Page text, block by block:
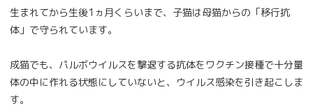
生まれてから生後1ヵ月くらいまで、子猫は母猫からの「移行抗
体」で守られています。
成猫でも、パルボウイルスを撃退する抗体をワクチン接種で十分量
体の中に作れる状態にしていないと、ウイルス感染を引き起こしま
す。